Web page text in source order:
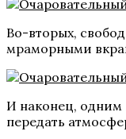
Во-вторых,
мраморными
И наконец, одним
передать